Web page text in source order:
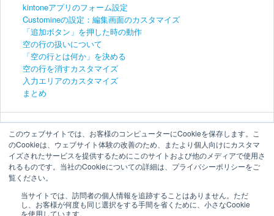
このウェブサイトでは、お客様のコンピューターにCookieを保存します。こ
のCookieは、ウェブサイト体験の改善のため、またより個人向けにカスタマ
イズされたサービスを提供するためにこのサイトおよび他のメディアで使用さ
れるものです。当社のCookieについての詳細は、プライバシーポリシーをご
覧ください。
当サイトでは、訪問者の個人情報を追跡することはありません。ただ
し、お客様が何度も同じ選択をする手間を省くために、小さなCookie
を使用しています。
kintoneアプリのフォーム設定
Customineの設定：編集画面のカスタマイズ
「追加ボタン」を押した時の動作
空の行の扱いについて
「空の行とは何か」を決める
空の行を消すカスタマイズ
入力エリアのカスタマイズ
まとめ